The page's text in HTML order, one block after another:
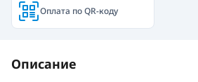
Оплата по QR-коду
Описание